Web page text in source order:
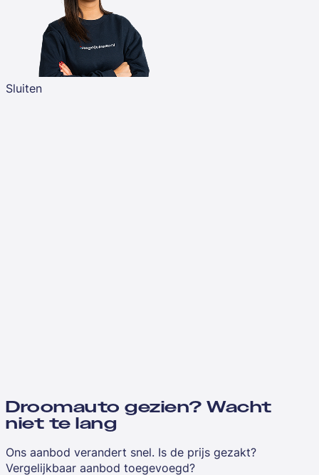
Sluiten
Droomauto gezien? Wacht
niet te lang
Ons aanbod verandert snel. Is de prijs gezakt?
Vergelijkbaar aanbod toegevoegd?